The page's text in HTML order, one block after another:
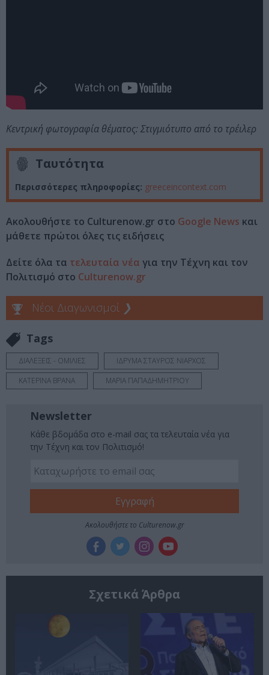
Κεντρική φωτογραφία θέματος: Στιγμιότυπο από το τρέιλερ
Ταυτότητα
Περισσότερες πληροφορίες: greeceincontext.com
Ακολουθήστε το Culturenow.gr στο Google News και
μάθετε πρώτοι όλες τις ειδήσεις
Δείτε όλα τα τελευταία νέα για την Τέχνη και τον
Πολιτισμό στο Culturenow.gr
Νέοι Διαγωνισμοί ❯
Tags
ΔΙΑΛΕΞΕΙΣ - ΟΜΙΛΙΕΣ
ΙΔΡΥΜΑ ΣΤΑΥΡΟΣ ΝΙΑΡΧΟΣ
ΚΑΤΕΡΙΝΑ ΒΡΑΝΑ
ΜΑΡΙΑ ΠΑΠΑΔΗΜΗΤΡΙΟΥ
Newsletter
Κάθε βδομάδα στο e-mail σας τα τελευταία νέα για
την Τέχνη και τον Πολιτισμό!
Ακολουθήστε το Culturenow.gr
Σχετικά Άρθρα